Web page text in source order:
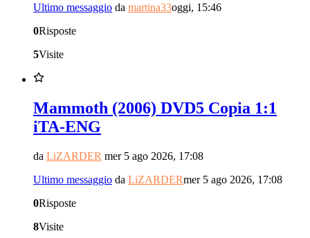
Ultimo messaggio da martina33oggi, 15:46
0Risposte
5Visite
Mammoth (2006) DVD5 Copia 1:1
iTA-ENG
da LiZARDER mer 5 ago 2026, 17:08
Ultimo messaggio da LiZARDERmer 5 ago 2026, 17:08
0Risposte
8Visite